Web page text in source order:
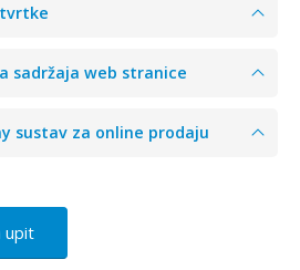
sadržaja web stranice
sustav za online prodaju
upit